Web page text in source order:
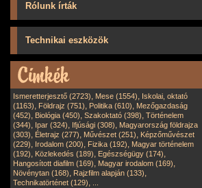
Rólunk írták
Technikai eszközök
Ismeretterjesztő (2723), Mese (1554), Iskolai, oktató
(1163), Földrajz (751), Politika (610), Mezőgazdaság
(452), Biológia (450), Szakoktató (398), Történelem
(344), Ipar (324), Ifjúsági (308), Magyarország földrajza
(303), Életrajz (277), Művészet (251), Képzőművészet
(229), Irodalom (200), Fizika (192), Magyar történelem
(192), Közlekedés (189), Egészségügy (174),
Hangosított diafilm (169), Magyar irodalom (169),
Növénytan (168), Rajzfilm alapján (133),
Technikatörténet (129),